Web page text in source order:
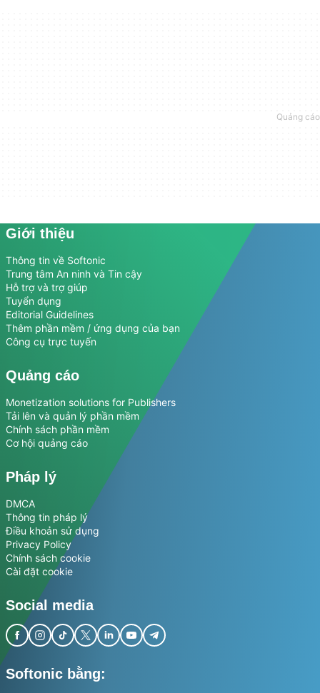
Giới thiệu
Thông tin về Softonic
Trung tâm An ninh và Tin cậy
Hỗ trợ và trợ giúp
Tuyển dụng
Editorial Guidelines
Thêm phần mềm / ứng dụng của bạn
Công cụ trực tuyến
Quảng cáo
Monetization solutions for Publishers
Tải lên và quản lý phần mềm
Chính sách phần mềm
Cơ hội quảng cáo
Pháp lý
DMCA
Thông tin pháp lý
Điều khoản sử dụng
Privacy Policy
Chính sách cookie
Cài đặt cookie
Social media
Softonic bằng: